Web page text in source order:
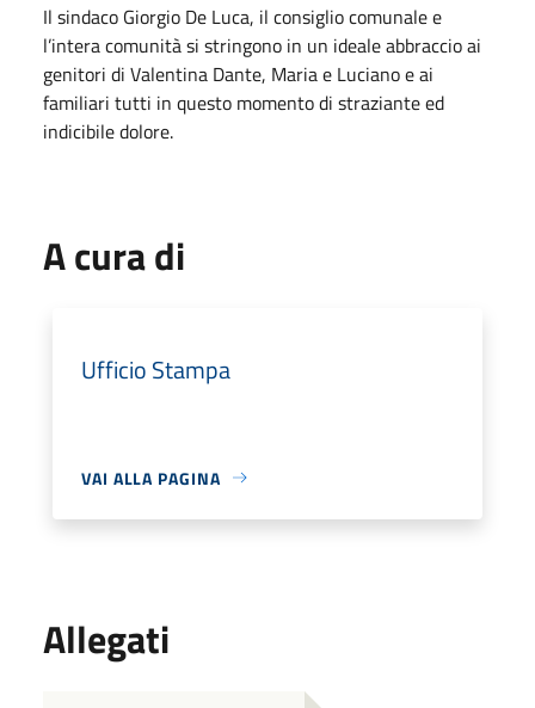
Il sindaco Giorgio De Luca, il consiglio comunale e
l’intera comunità si stringono in un ideale abbraccio ai
genitori di Valentina Dante, Maria e Luciano e ai
familiari tutti in questo momento di straziante ed
indicibile dolore.
A cura di
Ufficio Stampa
VAI ALLA PAGINA
Allegati